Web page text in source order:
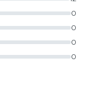
0
0
0
0